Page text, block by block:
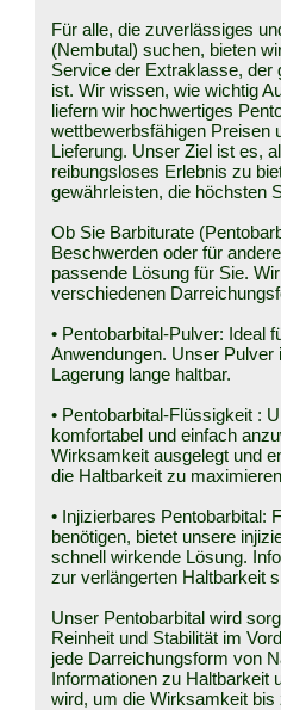
Für alle, die zuverlässiges
(Nembutal) suchen, bieten
Service der Extraklasse, der
ist. Wir wissen, wie wichtig
liefern wir hochwertiges
wettbewerbsfähigen Preisen
Lieferung. Unser Ziel ist es,
reibungsloses Erlebnis zu
gewährleisten, die höchsten
Ob Sie Barbiturate
Beschwerden oder für
passende Lösung für Sie.
verschiedenen
• Pentobarbital-Pulver: Ideal
Anwendungen. Unser
Lagerung lange haltbar.
• Pentobarbital-Flüssigkeit :
komfortabel und einfach
Wirksamkeit ausgelegt und
die Haltbarkeit zu
• Injizierbares Pentobarbital:
benötigen, bietet unsere
schnell wirkende Lösung.
zur verlängerten Haltbarkeit
Unser Pentobarbital wird
Reinheit und Stabilität im
jede Darreichungsform von
Informationen zu Haltbarkeit
wird, um die Wirksamkeit